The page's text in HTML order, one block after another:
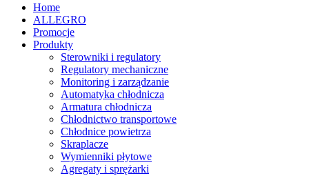
Home
ALLEGRO
Promocje
Produkty
Sterowniki i regulatory
Regulatory mechaniczne
Monitoring i zarządzanie
Automatyka chłodnicza
Armatura chłodnicza
Chłodnictwo transportowe
Chłodnice powietrza
Skraplacze
Wymienniki płytowe
Agregaty i sprężarki